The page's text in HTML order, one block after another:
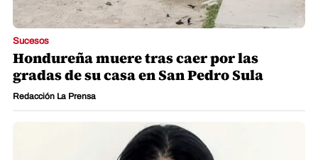
Sucesos
Hondureña muere tras caer por las
gradas de su casa en San Pedro Sula
Redacción La Prensa